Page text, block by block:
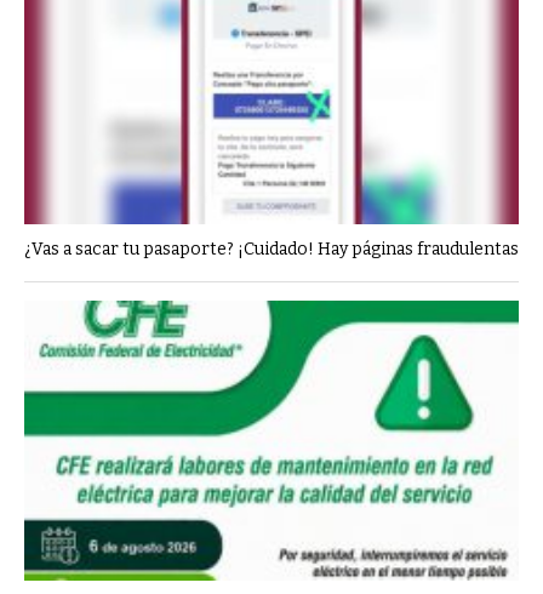
¿Vas a sacar tu pasaporte? ¡Cuidado! Hay páginas fraudulentas